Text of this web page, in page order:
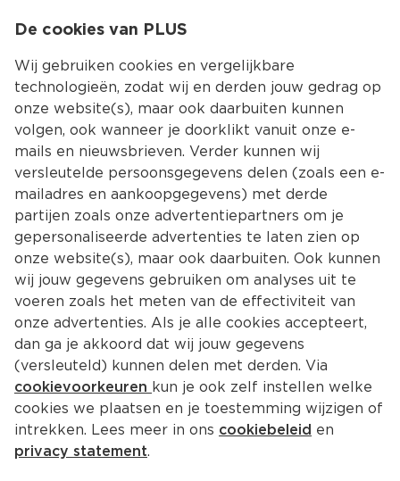
Kies jouw
Terug Producten
Verstegen Gevriesdroogde Tijm
Per Pot 26 g  (per kilo €268.85)
De cookies van PLUS
Wij gebruiken cookies en vergelijkbare
technologieën, zodat wij en derden jouw gedrag op
onze website(s), maar ook daarbuiten kunnen
volgen, ook wanneer je doorklikt vanuit onze e-
mails en nieuwsbrieven. Verder kunnen wij
versleutelde persoonsgegevens delen (zoals een e-
mailadres en aankoopgegevens) met derde
partijen zoals onze advertentiepartners om je
gepersonaliseerde advertenties te laten zien op
onze website(s), maar ook daarbuiten. Ook kunnen
wij jouw gegevens gebruiken om analyses uit te
voeren zoals het meten van de effectiviteit van
onze advertenties. Als je alle cookies accepteert,
dan ga je akkoord dat wij jouw gegevens
(versleuteld) kunnen delen met derden. Via
cookievoorkeuren kun je ook zelf instellen welke
cookies we plaatsen en je toestemming wijzigen of
intrekken. Lees meer in ons cookiebeleid en
privacy statement.